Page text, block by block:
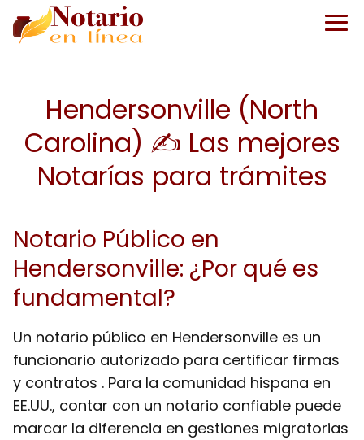
Hendersonville (North
Carolina) ✍️ Las mejores
Notarías para trámites
Notario Público en
Hendersonville: ¿Por qué es
fundamental?
Un notario público en Hendersonville es un
funcionario autorizado para certificar firmas
y contratos . Para la comunidad hispana en
EE.UU., contar con un notario confiable puede
marcar la diferencia en gestiones migratorias